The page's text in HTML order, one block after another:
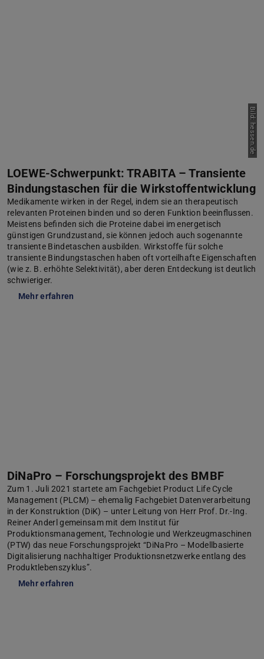
Bild: hessen.de
LOEWE-Schwerpunkt: TRABITA – Transiente
Bindungstaschen für die Wirkstoffentwicklung
Medikamente wirken in der Regel, indem sie an therapeutisch
relevanten Proteinen binden und so deren Funktion beeinflussen.
Meistens befinden sich die Proteine dabei im energetisch
günstigen Grundzustand, sie können jedoch auch sogenannte
transiente Bindetaschen ausbilden. Wirkstoffe für solche
transiente Bindungstaschen haben oft vorteilhafte Eigenschaften
(wie z. B. erhöhte Selektivität), aber deren Entdeckung ist deutlich
schwieriger.
Mehr erfahren
DiNaPro – Forschungsprojekt des BMBF
Zum 1. Juli 2021 startete am Fachgebiet Product Life Cycle
Management (PLCM) – ehemalig Fachgebiet Datenverarbeitung
in der Konstruktion (DiK) – unter Leitung von Herr Prof. Dr.-Ing.
Reiner Anderl gemeinsam mit dem Institut für
Produktionsmanagement, Technologie und Werkzeugmaschinen
(PTW) das neue Forschungsprojekt “DiNaPro – Modellbasierte
Digitalisierung nachhaltiger Produktionsnetzwerke entlang des
Produktlebenszyklus”.
Mehr erfahren